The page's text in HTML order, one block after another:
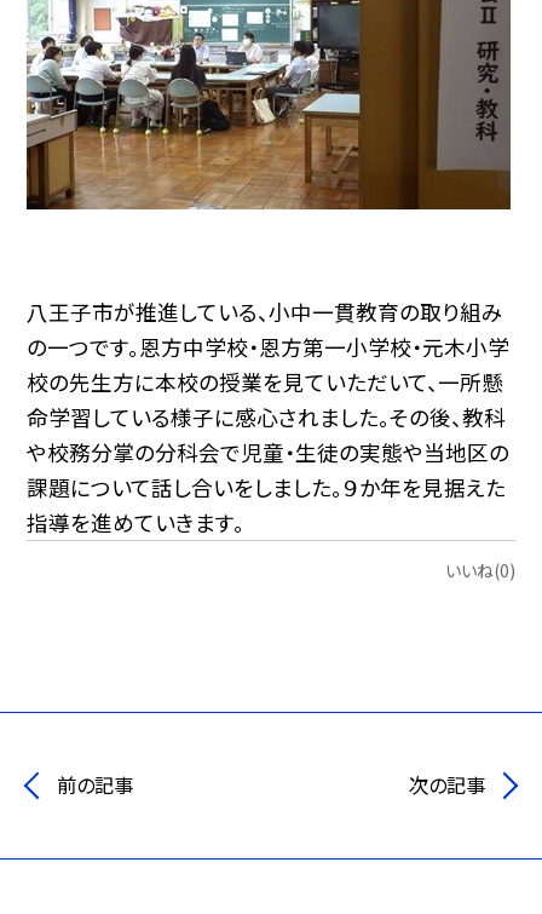
八王子市が推進している、小中一貫教育の取り組み
の一つです。恩方中学校・恩方第一小学校・元木小学
校の先生方に本校の授業を見ていただいて、一所懸
命学習している様子に感心されました。その後、教科
や校務分掌の分科会で児童・生徒の実態や当地区の
課題について話し合いをしました。９か年を見据えた
指導を進めていきます。
いいね(0)
前の記事 次の記事